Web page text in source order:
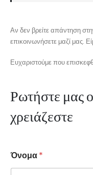
Αν δεν βρείτε απάντηση
επικοινωνήσετε μαζί μας.
Ευχαριστούμε που
Ρωτήστε μας
χρειάζεστε
Όνομα*